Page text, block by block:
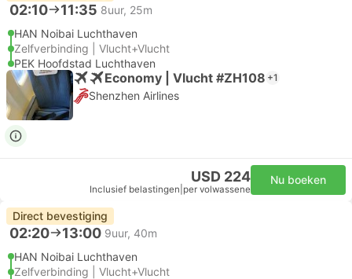
02:10 11:35 8uur, 25m
HAN Noibai Luchthaven
Zelfverbinding | Vlucht+Vlucht
PEK Hoofdstad Luchthaven
Economy | Vlucht #ZH108 +1
Shenzhen Airlines
USD 224
Inclusief belastingen per volwassene
Nu boeken
Direct bevestiging
02:20 13:00 9uur, 40m
HAN Noibai Luchthaven
Zelfverbinding | Vlucht+Vlucht